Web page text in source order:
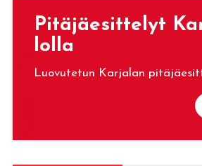
Pi­tä­jäe­sit­te­lyt
lol­la
Luovutetun Karjalan